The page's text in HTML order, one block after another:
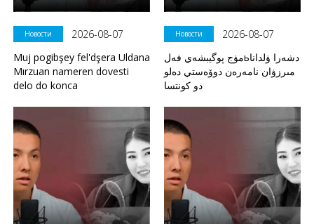
Новости
2026-08-07
Muj pogibşey fel'dşera Uldana
Mırzuan nameren dovesti
delo do konca
Новости
2026-08-07
مۋج پوگيبشەي فەلьدشەرا ۋلدانا
مىرزۋان نامەرەن دوۆەستي دەلو
دو كونتسا